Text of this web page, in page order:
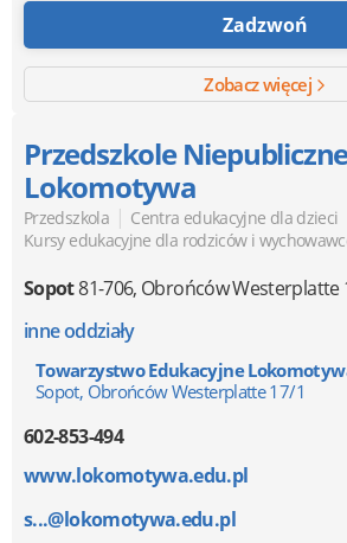
Zadzwoń
Zobacz więcej
Przedszkole
Lokomotywa
Przedszkola | Centra edukacyjne dla dzieci
Kursy edukacyjne dla rodziców i
Sopot81-706, Obrońców Westerplatte
inne oddziały
Towarzystwo Edukacyjne
Sopot, Obrońców Westerplatte 17/1
602-853-494
www.lokomotywa.edu.pl
s...@lokomotywa.edu.pl